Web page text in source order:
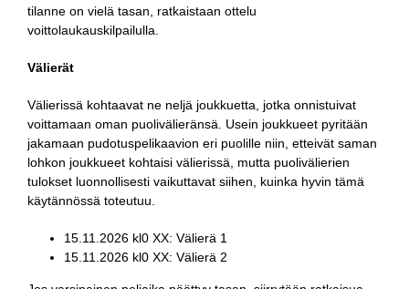
tilanne on vielä tasan, ratkaistaan ottelu
voittolaukauskilpailulla.
Välierät
Välierissä kohtaavat ne neljä joukkuetta, jotka onnistuivat
voittamaan oman puolivälieränsä. Usein joukkueet pyritään
jakamaan pudotuspelikaavion eri puolille niin, etteivät saman
lohkon joukkueet kohtaisi välierissä, mutta puolivälierien
tulokset luonnollisesti vaikuttavat siihen, kuinka hyvin tämä
käytännössä toteutuu.
15.11.2026 kl0 XX: Välierä 1
15.11.2026 kl0 XX: Välierä 2